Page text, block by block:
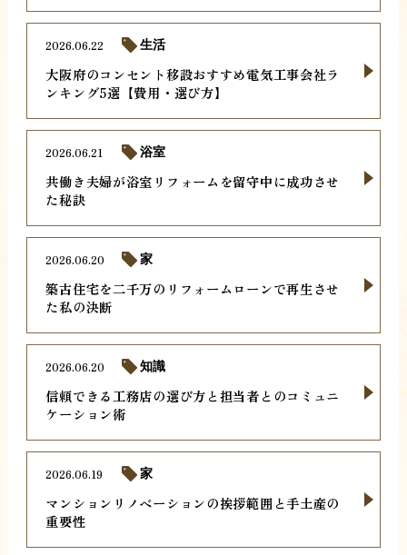
大阪府のコンセント移設おすすめ電気工事会社ラ
ンキング5選【費用・選び方】
2026.06.22 生活
共働き夫婦が浴室リフォームを留守中に成功させ
た秘訣
2026.06.21 浴室
築古住宅を二千万のリフォームローンで再生させ
た私の決断
2026.06.20 家
信頼できる工務店の選び方と担当者とのコミュニ
ケーション術
2026.06.20 知識
マンションリノベーションの挨拶範囲と手土産の
重要性
2026.06.19 家